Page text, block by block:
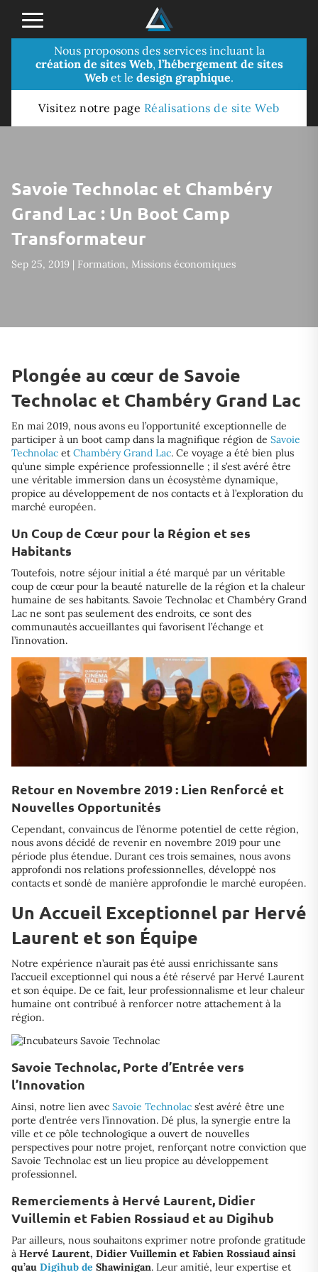
Nous proposons des services incluant la
création de sites Web, l’hébergement de sites
Web et le design graphique.
Visitez notre page Réalisations de site Web
Savoie Technolac et Chambéry
Grand Lac : Un Boot Camp
Transformateur
Sep 25, 2019 | Formation, Missions économiques
Plongée au cœur de Savoie
Technolac et Chambéry Grand Lac
En mai 2019, nous avons eu l’opportunité exceptionnelle de
participer à un boot camp dans la magnifique région de Savoie
Technolacet Chambéry Grand Lac. Ce voyage a été bien plus
qu’une simple expérience professionnelle ; il s’est avéré être
une véritable immersion dans un écosystème dynamique,
propice au développement de nos contacts et à l’exploration du
marché européen.
Un Coup de Cœur pour la Région et ses
Habitants
Toutefois, notre séjour initial a été marqué par un véritable
coup de cœur pour la beauté naturelle de la région et la chaleur
humaine de ses habitants. Savoie Technolac et Chambéry Grand
Lac ne sont pas seulement des endroits, ce sont des
communautés accueillantes qui favorisent l’échange et
l’innovation.
Retour en Novembre 2019 : Lien Renforcé et
Nouvelles Opportunités
Cependant, convaincus de l’énorme potentiel de cette région,
nous avons décidé de revenir en novembre 2019 pour une
période plus étendue. Durant ces trois semaines, nous avons
approfondi nos relations professionnelles, développé nos
contacts et sondé de manière approfondie le marché européen.
Un Accueil Exceptionnel par Hervé
Laurent et son Équipe
Notre expérience n’aurait pas été aussi enrichissante sans
l’accueil exceptionnel qui nous a été réservé par Hervé Laurent
et son équipe. De ce fait, leur professionnalisme et leur chaleur
humaine ont contribué à renforcer notre attachement à la
région.
Savoie Technolac, Porte d’Entrée vers
l’Innovation
Ainsi, notre lien avec Savoie Technolacs’est avéré être une
porte d’entrée vers l’innovation. Dé plus, la synergie entre la
ville et ce pôle technologique a ouvert de nouvelles
perspectives pour notre projet, renforçant notre conviction que
Savoie Technolac est un lieu propice au développement
professionnel.
Remerciements à Hervé Laurent, Didier
Vuillemin et Fabien Rossiaud et au Digihub
Par ailleurs, nous souhaitons exprimer notre profonde gratitude
à Hervé Laurent, Didier Vuillemin et Fabien Rossiaud ainsi
qu’au Digihub de Shawinigan. Leur amitié, leur expertise et